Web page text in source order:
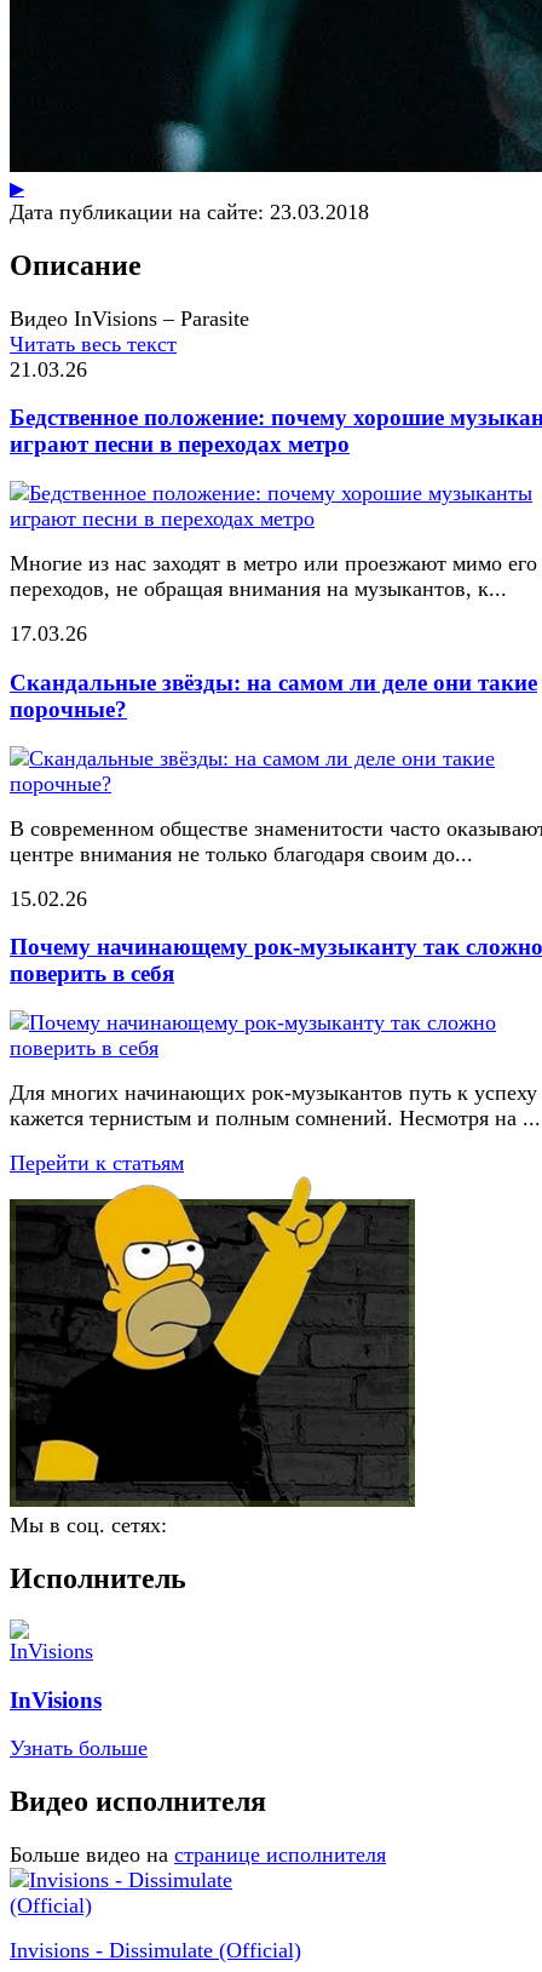
▶
Дата публикации на сайте: 23.03.2018
Описание
Видео InVisions – Parasite
Читать весь текст
21.03.26
Бедственное положение: почему хорошие
играют песни в переходах метро
Многие из нас заходят в метро или проезжают мимо его
переходов, не обращая внимания на музыкантов, к...
17.03.26
Скандальные звёзды: на самом ли деле они такие
порочные?
В современном обществе знаменитости часто
центре внимания не только благодаря своим до...
15.02.26
Почему начинающему рок-музыканту так сложно
поверить в себя
Для многих начинающих рок-музыкантов путь к успеху
кажется тернистым и полным сомнений. Несмотря на ...
Перейти к статьям
Мы в соц. сетях:
Исполнитель
InVisions
Узнать больше
Видео исполнителя
Больше видео на странице исполнителя
Invisions - Dissimulate (Official)